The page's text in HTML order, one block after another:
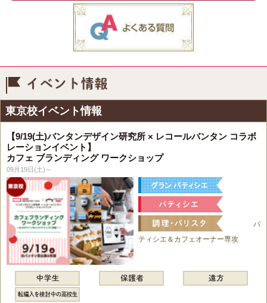
東京校イベント情報
【9/19(土)バンタンデザイン研究所 × レコールバンタン コラボ
レーションイベント】
カフェ ブランディング ワークショップ
09月19日(土)～
パ
ティシエ＆カフェオーナー専攻